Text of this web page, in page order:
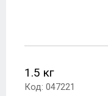
1.5 кг
Код: 047221